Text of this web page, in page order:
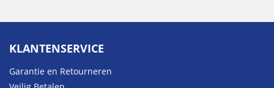
KLANTENSERVICE
Garantie en Retourneren